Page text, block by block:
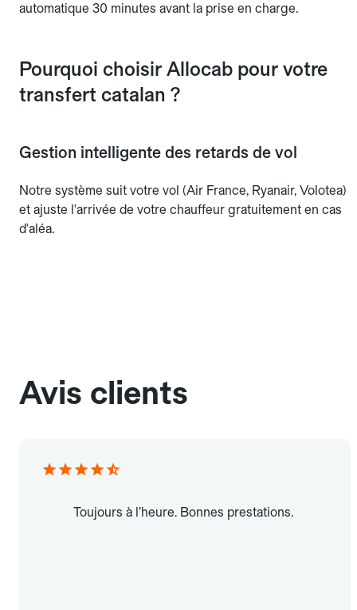
automatique 30 minutes avant la prise en charge.
Pourquoi choisir Allocab pour votre
transfert catalan ?
Gestion intelligente des retards de vol
Notre système suit votre vol (Air France, Ryanair, Volotea)
et ajuste l'arrivée de votre chauffeur gratuitement en cas
d'aléa.
Avis clients
Toujours à l’heure. Bonnes prestations.